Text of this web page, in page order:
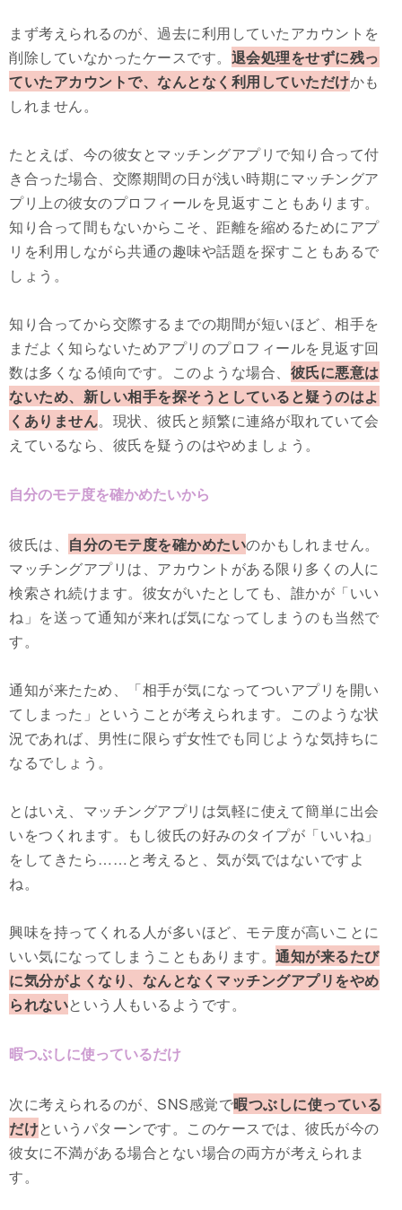
まず考えられるのが、過去に利用していたアカウントを
削除していなかったケースです。 退会処理をせずに残っ
ていたアカウントで、なんとなく利用していただけかも
しれません。
たとえば、今の彼女とマッチングアプリで知り合って付
き合った場合、交際期間の日が浅い時期にマッチングア
プリ上の彼女のプロフィールを見返すこともあります。
知り合って間もないからこそ、距離を縮めるためにアプ
リを利用しながら共通の趣味や話題を探すこともあるで
しょう。
知り合ってから交際するまでの期間が短いほど、相手を
まだよく知らないためアプリのプロフィールを見返す回
数は多くなる傾向です。このような場合、 彼氏に悪意は
ないため、新しい相手を探そうとしていると疑うのはよ
くありません。現状、彼氏と頻繁に連絡が取れていて会
えているなら、彼氏を疑うのはやめましょう。
自分のモテ度を確かめたいから
彼氏は、 自分のモテ度を確かめたいのかもしれません。
マッチングアプリは、アカウントがある限り多くの人に
検索され続けます。彼女がいたとしても、誰かが「いい
ね」を送って通知が来れば気になってしまうのも当然で
す。
通知が来たため、「相手が気になってついアプリを開い
てしまった」ということが考えられます。このような状
況であれば、男性に限らず女性でも同じような気持ちに
なるでしょう。
とはいえ、マッチングアプリは気軽に使えて簡単に出会
いをつくれます。もし彼氏の好みのタイプが「いいね」
をしてきたら……と考えると、気が気ではないですよ
ね。
興味を持ってくれる人が多いほど、モテ度が高いことに
いい気になってしまうこともあります。 通知が来るたび
に気分がよくなり、なんとなくマッチングアプリをやめ
られないという人もいるようです。
暇つぶしに使っているだけ
次に考えられるのが、SNS感覚で暇つぶしに使っている
だけというパターンです。このケースでは、彼氏が今の
彼女に不満がある場合とない場合の両方が考えられま
す。